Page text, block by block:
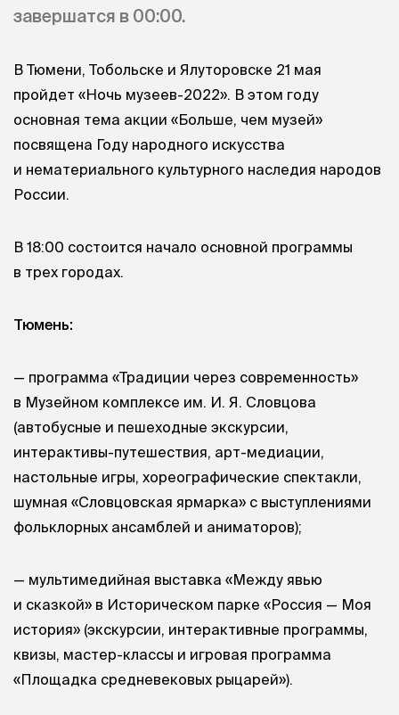
завершатся в 00:00.
В Тюмени, Тобольске и Ялуторовске 21 мая
пройдет «Ночь музеев-2022». В этом году
основная тема акции «Больше, чем музей»
посвящена Году народного искусства
и нематериального культурного наследия народов
России.
В 18:00 состоится начало основной программы
в трех городах.
Тюмень:
— программа «Традиции через современность»
в Музейном комплексе им. И. Я. Словцова
(автобусные и пешеходные экскурсии,
интерактивы-путешествия, арт-медиации,
настольные игры, хореографические спектакли,
шумная «Словцовская ярмарка» с выступлениями
фольклорных ансамблей и аниматоров);
— мультимедийная выставка «Между явью
и сказкой» в Историческом парке «Россия — Моя
история» (экскурсии, интерактивные программы,
квизы, мастер-классы и игровая программа
«Площадка средневековых рыцарей»).